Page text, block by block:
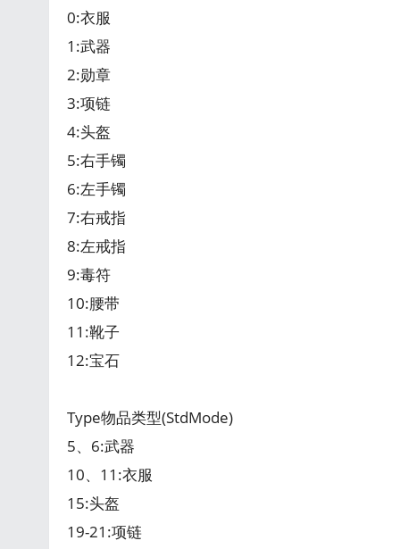
0:衣服
1:武器
2:勋章
3:项链
4:头盔
5:右手镯
6:左手镯
7:右戒指
8:左戒指
9:毒符
10:腰带
11:靴子
12:宝石
Type物品类型(StdMode)
5、6:武器
10、11:衣服
15:头盔
19-21:项链